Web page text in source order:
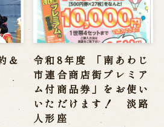
くに
記念館
＆
令和8年度 「南あわじ
市連合商店街プレミア
ム付商品券」をお使い
いただけます！ 淡路
人形座